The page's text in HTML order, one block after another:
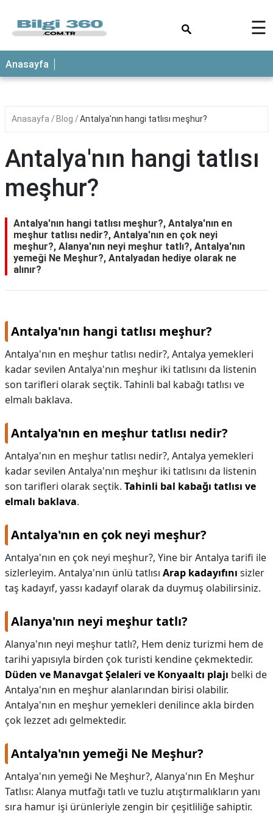
ANASAYFA
☰
Anasayfa
Anasayfa Blog Antalya'nın hangi tatlısı meşhur?
Antalya'nın hangi tatlısı
meşhur?
Antalya'nın hangi tatlısı meşhur?, Antalya'nın en
meşhur tatlısı nedir?, Antalya'nın en çok neyi
meşhur?, Alanya'nın neyi meşhur tatlı?, Antalya'nın
yemeği Ne Meşhur?, Antalyadan hediye olarak ne
alınır?
Antalya'nın hangi tatlısı meşhur?
Antalya'nın en meşhur tatlısı nedir?, Antalya yemekleri
kadar sevilen Antalya'nın meşhur iki tatlısını da listenin
son tarifleri olarak seçtik. Tahinli bal kabağı tatlısı ve
elmalı baklava.
Antalya'nın en meşhur tatlısı nedir?
Antalya'nın en meşhur tatlısı nedir?, Antalya yemekleri
kadar sevilen Antalya'nın meşhur iki tatlısını da listenin
son tarifleri olarak seçtik. Tahinli bal kabağı tatlısı ve
elmalı baklava.
Antalya'nın en çok neyi meşhur?
Antalya'nın en çok neyi meşhur?, Yine bir Antalya tarifi ile
sizlerleyim. Antalya'nın ünlü tatlısı Arap kadayıfını sizler
taş kadayıf, yassı kadayıf olarak da duymuş olabilirsiniz.
Alanya'nın neyi meşhur tatlı?
Alanya'nın neyi meşhur tatlı?, Hem deniz turizmi hem de
tarihi yapısıyla birden çok turisti kendine çekmektedir.
Düden ve Manavgat Şelaleri ve Konyaaltı plajı belki de
Antalya'nın en meşhur alanlarından birisi olabilir.
Antalya'nın en meşhur yemekleri denilince akla birden
çok lezzet adı gelmektedir.
Antalya'nın yemeği Ne Meşhur?
Antalya'nın yemeği Ne Meşhur?, Alanya'nın En Meşhur
Tatlısı: Alanya mutfağı tatlı ve tuzlu atıştırmalıkların yanı
sıra hamur işi ürünleriyle zengin bir çeşitliliğe sahiptir.